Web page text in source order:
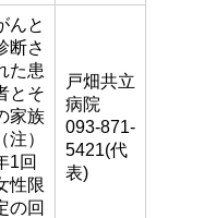
んと
断さ
た患
とそ
家族
（注）
1回
性限
の回
戸畑共立
病院
093-871-
5421(代
表)